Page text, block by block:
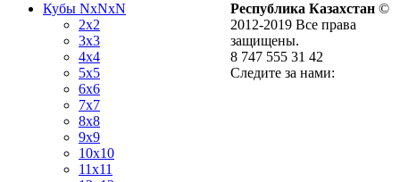
Кубы NxNxN
2x2
3x3
4x4
5x5
6x6
7x7
8x8
9x9
10x10
11x11
Республика Казахстан ©
2012-2019 Все права
защищены.
8 747 555 31 42
Следите за нами: